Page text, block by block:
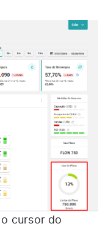
cursor do